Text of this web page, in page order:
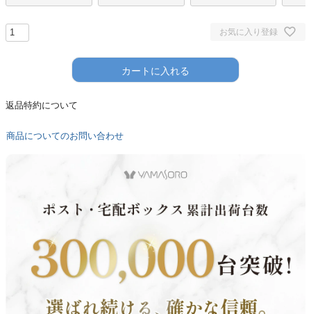
お気に入り登録
カートに入れる
返品特約について
商品についてのお問い合わせ